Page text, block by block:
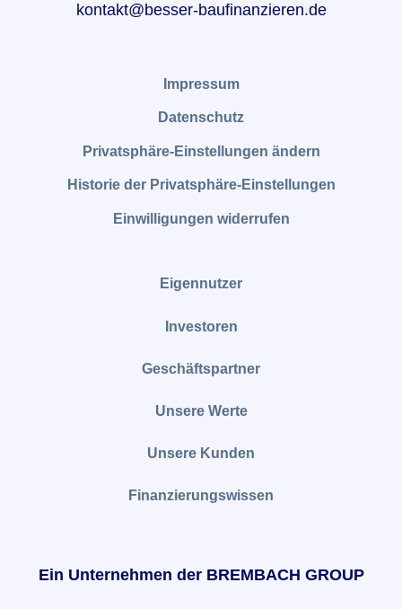
kontakt@besser-baufinanzieren.de
Impressum
Datenschutz
Privatsphäre-Einstellungen ändern
Historie der Privatsphäre-Einstellungen
Einwilligungen widerrufen
Eigennutzer
Investoren
Geschäftspartner
Unsere Werte
Unsere Kunden
Finanzierungswissen
Ein Unternehmen der BREMBACH GROUP